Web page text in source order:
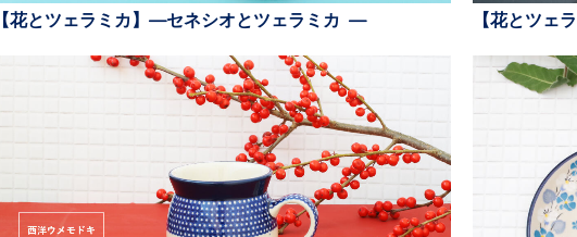
【花とツェラミカ】—セネシオとツェラミカ — 【花とツェ